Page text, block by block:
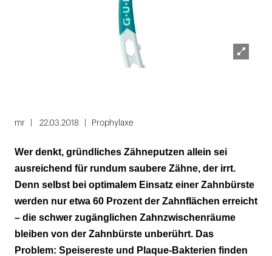
1
4
mr 22.03.2018 Prophylaxe
Wer denkt, gründliches Zähneputzen allein sei
ausreichend für rundum saubere Zähne, der irrt.
Denn selbst bei optimalem Einsatz einer Zahnbürste
werden nur etwa 60 Prozent der Zahnflächen erreicht
– die schwer zugänglichen Zahnzwischenräume
bleiben von der Zahnbürste unberührt. Das
Problem: Speisereste und Plaque-Bakterien finden